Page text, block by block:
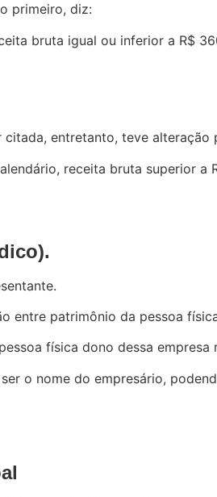
primeiro, diz:
bruta igual ou inferior a R$
entretanto, teve alteração
receita bruta superior
entre patrimônio da pessoa
física dono dessa empresa
o nome do empresário,